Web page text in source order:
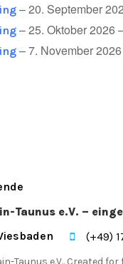
– 20. September
– 25. Oktober 2026
– 7. November
Taunus e.V. –
(+49)
Taunus e.V.. Created